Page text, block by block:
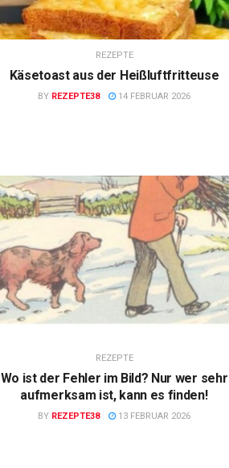
REZEPTE
Käsetoast aus der Heißluftfritteuse
BY REZEPTE38 14 FEBRUAR 2026
REZEPTE
Wo ist der Fehler im Bild? Nur wer sehr
aufmerksam ist, kann es finden!
BY REZEPTE38 13 FEBRUAR 2026